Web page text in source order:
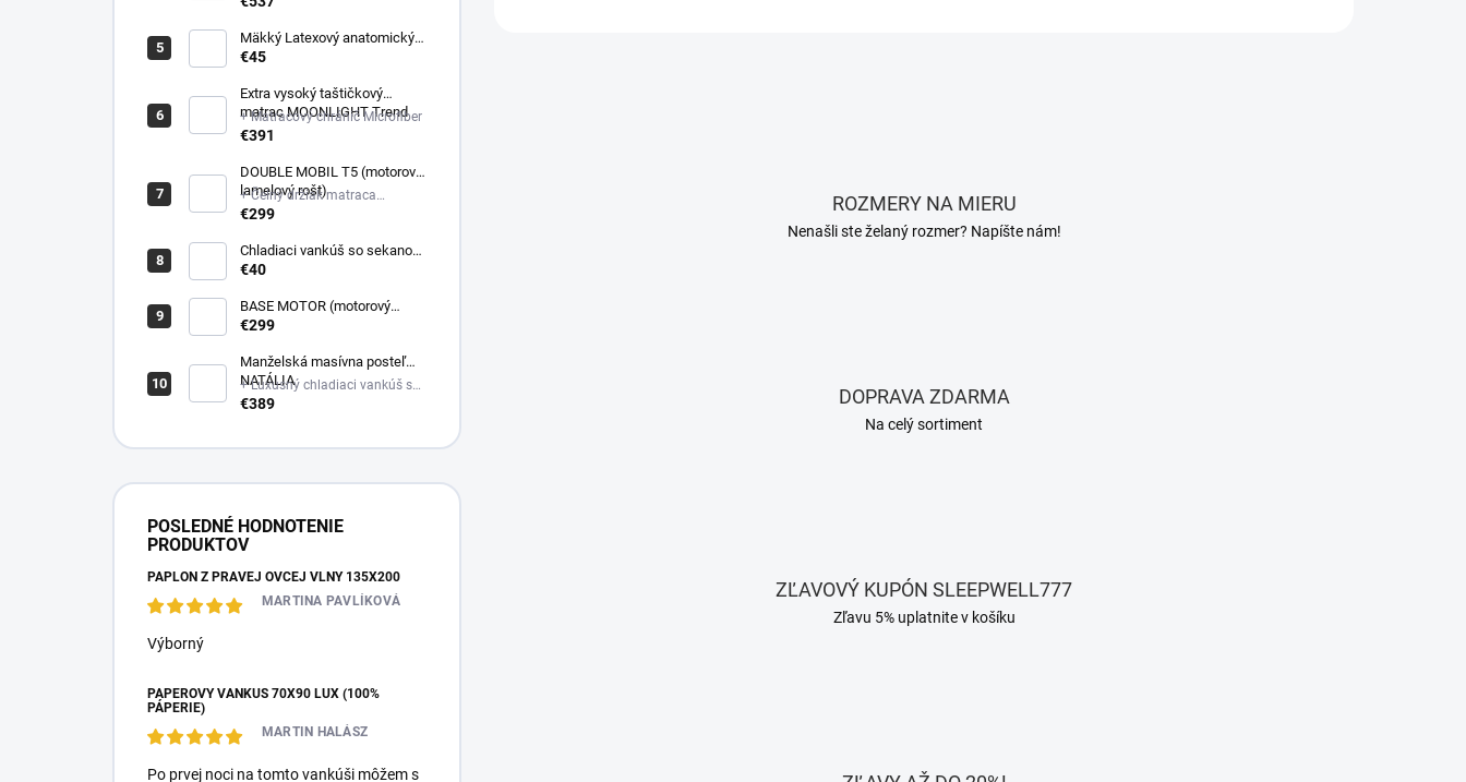
Mäkký Latexový anatomický
vankúš
€45
Extra vysoký taštičkový
matrac MOONLIGHT Trend
+ Matracový chránič Microfiber
€391
DOUBLE MOBIL T5 (motorový
lamelový rošt)
+ Čelný držiak matraca
plastový
€299
Chladiaci vankúš so sekanou
pamäťovou penou
€40
BASE MOTOR (motorový
latový rošt)
€299
Manželská masívna posteľ
NATÁLIA
+ Luxusný chladiaci vankúš so
sekanou pamäťovou penou
€389
POSLEDNÉ HODNOTENIE
PRODUKTOV
PAPLÓN Z PRAVEJ OVČEJ VLNY 135X200
MARTINA PAVLÍKOVÁ
Výborný
PÁPEROVÝ VANKÚŠ 70X90 LUX (100%
PÁPERIE)
MARTIN HALÁSZ
Po prvej noci na tomto vankúši môžem s
ROZMERY NA MIERU
Nenašli ste želaný rozmer? Napíšte nám!
DOPRAVA ZDARMA
Na celý sortiment
ZĽAVOVÝ KUPÓN SLEEPWELL777
Zľavu 5% uplatnite v košíku